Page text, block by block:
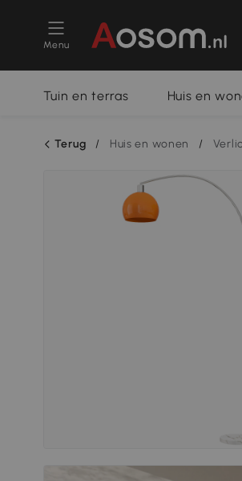
Menu
Tuin en terras Huis en
Terug / Huis en wonen /